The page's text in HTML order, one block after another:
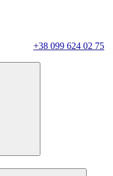
+38 099 624 02 75